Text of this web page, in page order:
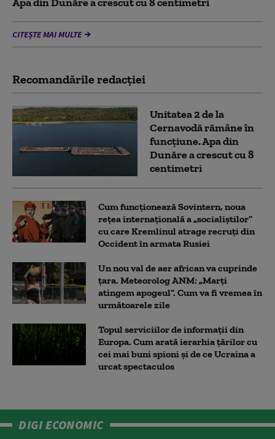
CITEȘTE MAI MULTE
Recomandările redacţiei
Unitatea 2 de la
Cernavodă rămâne în
funcțiune. Apa din
Dunăre a crescut cu 8
centimetri
Cum funcționează Sovintern, noua
rețea internațională a „socialiștilor”
cu care Kremlinul atrage recruți din
Occident în armata Rusiei
Un nou val de aer african va cuprinde
țara. Meteorolog ANM: „Marți
atingem apogeul”. Cum va fi vremea în
următoarele zile
Topul serviciilor de informații din
Europa. Cum arată ierarhia țărilor cu
cei mai buni spioni și de ce Ucraina a
urcat spectaculos
DIGI ECONOMIC